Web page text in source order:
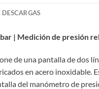
| Medición de presión
de una pantalla de dos
en acero inoxidable.
del manómetro de